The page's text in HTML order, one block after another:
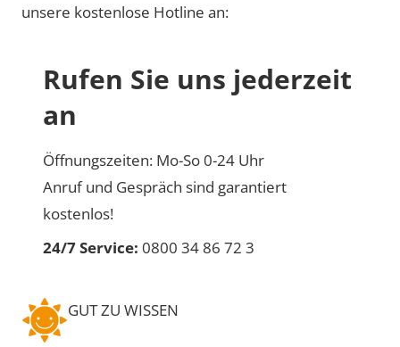
unsere kostenlose Hotline an:
Rufen Sie uns jederzeit
an
Öffnungszeiten: Mo-So 0-24 Uhr
Anruf und Gespräch sind garantiert
kostenlos!
24/7 Service: 0800 34 86 72 3
GUT ZU WISSEN